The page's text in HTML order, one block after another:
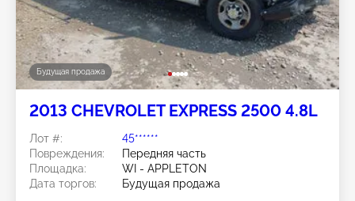
Будущая продажа
2013 CHEVROLET EXPRESS 2500 4.8L
Лот #:
45******
Повреждения:
Передняя часть
Площадка:
WI - APPLETON
Дата торгов:
Будущая продажа